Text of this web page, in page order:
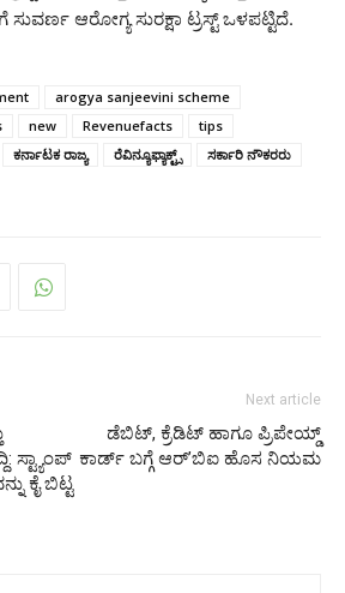
ಸುವರ್ಣ ಆರೋಗ್ಯ ಸುರಕ್ಷಾ ಟ್ರಸ್ಟ್ ಒಳಪಟ್ಟಿದೆ.
arogya sanjeevini scheme
new Revenuefacts
tips
ಕರ್ನಾಟಕ ರಾಜ್ಯ ರೆವಿನ್ಯೂಫ್ಯಾಕ್ಟ್ಸ್
ಸರ್ಕಾರಿ ನೌಕರರು
ಸ್ಟ್ಯಾಂಪ್
ಕೈ ಬಿಟ್ಟ
Next article
ಡೆಬಿಟ್, ಕ್ರೆಡಿಟ್ ಹಾಗೂ ಪ್ರಿಪೇಯ್ಡ್
ಕಾರ್ಡ್ ಬಗ್ಗೆ ಆರ್ʼಬಿಐ ಹೊಸ ನಿಯಮ